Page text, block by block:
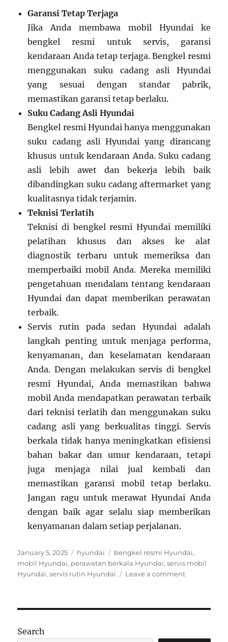
Garansi Tetap Terjaga
Jika Anda membawa mobil Hyundai ke
bengkel resmi untuk servis, garansi
kendaraan Anda tetap terjaga. Bengkel resmi
menggunakan suku cadang asli Hyundai
yang sesuai dengan standar pabrik,
memastikan garansi tetap berlaku.
Suku Cadang Asli Hyundai
Bengkel resmi Hyundai hanya menggunakan
suku cadang asli Hyundai yang dirancang
khusus untuk kendaraan Anda. Suku cadang
asli lebih awet dan bekerja lebih baik
dibandingkan suku cadang aftermarket yang
kualitasnya tidak terjamin.
Teknisi Terlatih
Teknisi di bengkel resmi Hyundai memiliki
pelatihan khusus dan akses ke alat
diagnostik terbaru untuk memeriksa dan
memperbaiki mobil Anda. Mereka memiliki
pengetahuan mendalam tentang kendaraan
Hyundai dan dapat memberikan perawatan
terbaik.
Servis rutin pada sedan Hyundai adalah
langkah penting untuk menjaga performa,
kenyamanan, dan keselamatan kendaraan
Anda. Dengan melakukan servis di bengkel
resmi Hyundai, Anda memastikan bahwa
mobil Anda mendapatkan perawatan terbaik
dari teknisi terlatih dan menggunakan suku
cadang asli yang berkualitas tinggi. Servis
berkala tidak hanya meningkatkan efisiensi
bahan bakar dan umur kendaraan, tetapi
juga menjaga nilai jual kembali dan
memastikan garansi mobil tetap berlaku.
Jangan ragu untuk merawat Hyundai Anda
dengan baik agar selalu siap memberikan
kenyamanan dalam setiap perjalanan.
Posted
on
January 5, 2025 Categories
hyundai Tags
bengkel resmi Hyundai,
mobil Hyundai, perawatan berkala Hyundai,servis mobil
Hyundai,servis rutin Hyundai Leave a commenton
untuk
Search